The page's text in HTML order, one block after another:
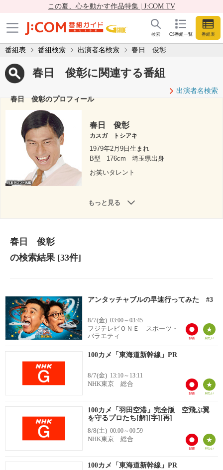
この夏、心を動かす作品特集 | J:COM TV
CS番組一覧 番組表
検索
番組表 番組検索 出演者名検索 春日 俊彰
春日 俊彰に関連する番組
出演者名検索
春日 俊彰のプロフィール
春日 俊彰
カスガ トシアキ
1979年2月9日生まれ
B型
176cm
埼玉県出身
お笑いタレント
もっと見る
春日 俊彰
の検索結果[33件]
アンタッチャブルの早速行ってみた #3
8/7(金) 03:00～03:45
フジテレビＯＮＥ スポーツ・
バラエティ
100カメ「東海道新幹線」PR
8/7(金) 13:10～13:11
NHK東京 総合
100カメ「羽田空港」完全版 空飛ぶ翼
を守るプロたち[解][字][再]
8/8(土) 00:00～00:59
NHK東京 総合
100カメ「東海道新幹線」PR